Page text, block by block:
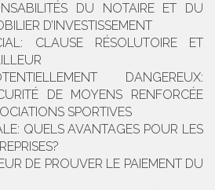
DU NOTAIRE ET DU
D’INVESTISSEMENT
CLAUSE RÉSOLUTOIRE ET
DANGEREUX:
DE MOYENS RENFORCÉE
SPORTIVES
QUELS AVANTAGES POUR LES
DE PROUVER LE PAIEMENT DU